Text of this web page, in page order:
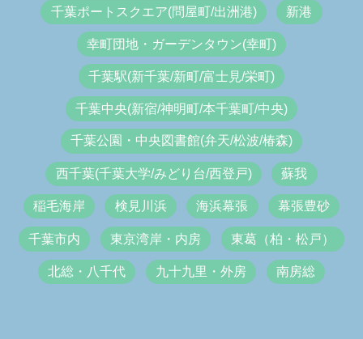
千葉ポートスクエア(問屋町/出洲港) 新港
幸町団地・ガーデンタウン(幸町)
千葉駅(新千葉/新町/富士見/栄町)
千葉中央(新宿/神明町/本千葉町/中央)
千葉公園・中央図書館(弁天/松波/椿森)
西千葉(千葉大学/みどり台/西登戸) 蘇我
稲毛海岸 検見川浜 海浜幕張 幕張豊砂
千葉市内 東京湾岸・内房 東葛（柏・松戸）
北総・八千代 九十九里・外房 南房総